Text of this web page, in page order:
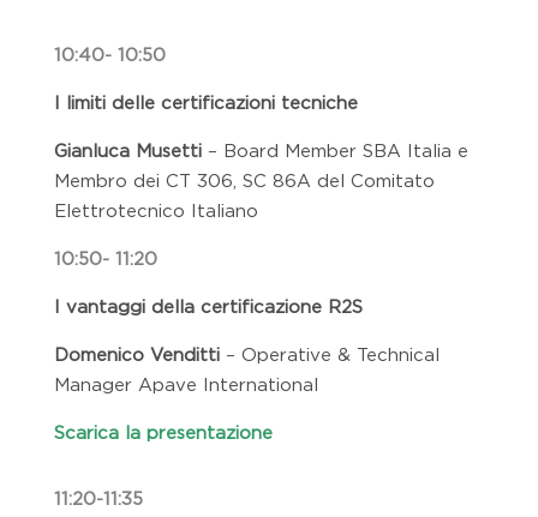
10:40- 10:50
I limiti delle certificazioni tecniche
Gianluca Musetti– Board Member SBA Italia e
Membro dei CT 306, SC 86A del Comitato
Elettrotecnico Italiano
10:50- 11:20
I vantaggi della certificazione R2S
Domenico Venditti– Operative & Technical
Manager Apave International
Scarica la presentazione
11:20-11:35